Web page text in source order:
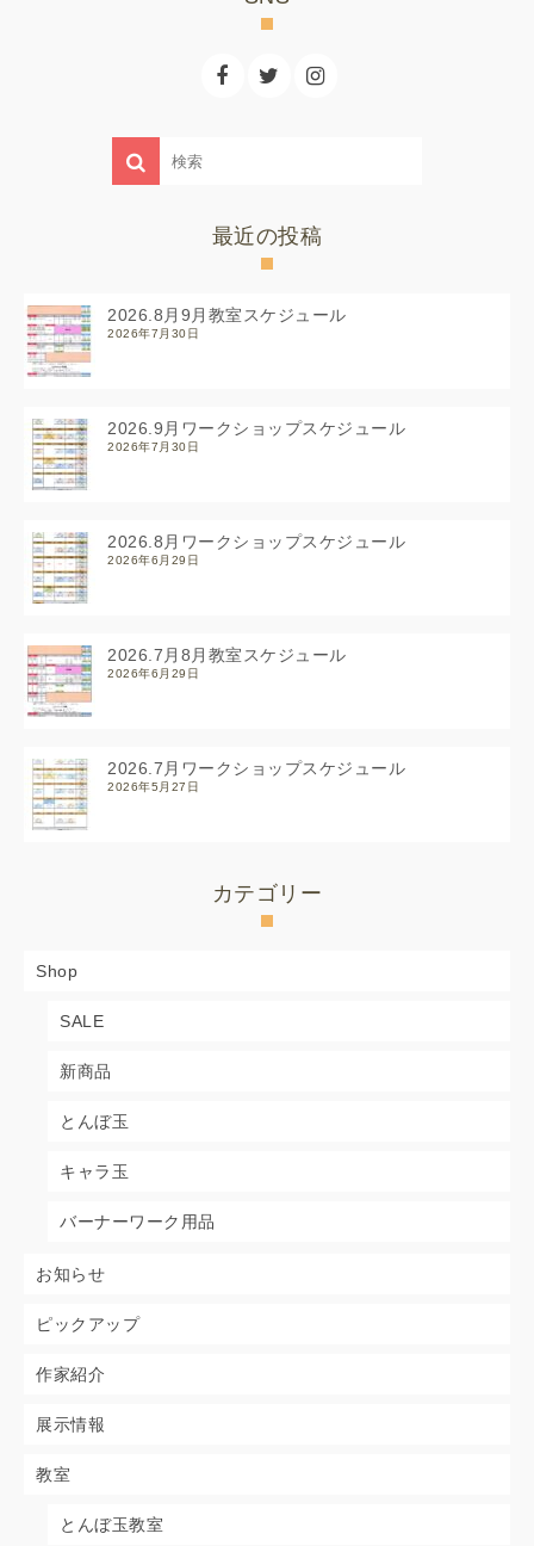
最近の投稿
2026.8月9月教室スケジュール
2026年7月30日
2026.9月ワークショップスケジュール
2026年7月30日
2026.8月ワークショップスケジュール
2026年6月29日
2026.7月8月教室スケジュール
2026年6月29日
2026.7月ワークショップスケジュール
2026年5月27日
カテゴリー
Shop
SALE
新商品
とんぼ玉
キャラ玉
バーナーワーク用品
お知らせ
ピックアップ
作家紹介
展示情報
教室
とんぼ玉教室